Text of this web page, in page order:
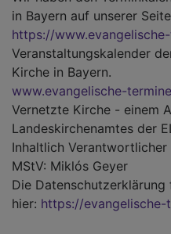
in Bayern auf unserer
https://
Veranstaltungskalender
Kirche in Bayern.
www.evangelische-
Vernetzte Kirche - einem
Landeskirchenamtes der
Inhaltlich Verantwortlicher
MStV: Miklós Geyer
Die Datenschutzerklärung
hier: https://evangelische-